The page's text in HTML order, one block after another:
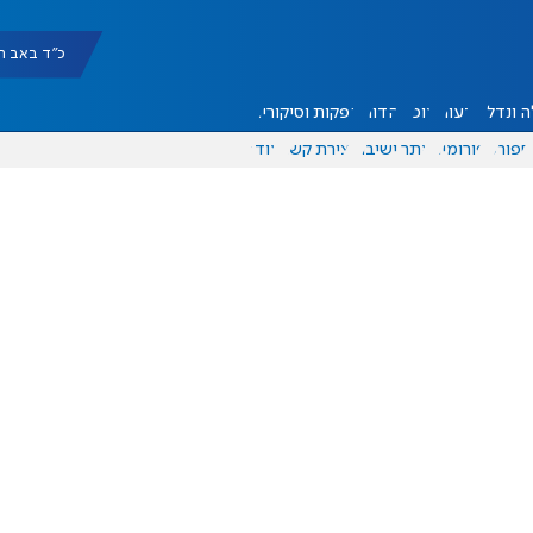
כ"ד באב תשפ"ו
ונדל"ן דעות אוכל יהדות הפקות וסיקורים
ספורט פורומים אתר ישיבה יצירת קשר עוד